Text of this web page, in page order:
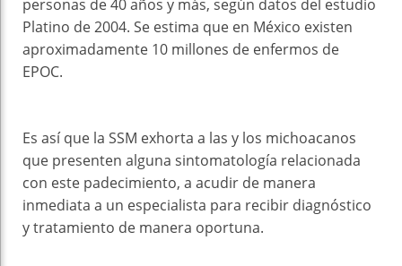
personas de 40 años y más, según datos del estudio
Platino de 2004. Se estima que en México existen
aproximadamente 10 millones de enfermos de
EPOC.
Es así que la SSM exhorta a las y los michoacanos
que presenten alguna sintomatología relacionada
con este padecimiento, a acudir de manera
inmediata a un especialista para recibir diagnóstico
y tratamiento de manera oportuna.